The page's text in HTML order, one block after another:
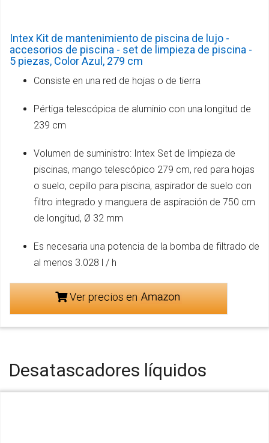
Intex Kit de mantenimiento de piscina de lujo -
accesorios de piscina - set de limpieza de piscina -
5 piezas, Color Azul, 279 cm
Consiste en una red de hojas o de tierra
Pértiga telescópica de aluminio con una longitud de
239 cm
Volumen de suministro: Intex Set de limpieza de
piscinas, mango telescópico 279 cm, red para hojas
o suelo, cepillo para piscina, aspirador de suelo con
filtro integrado y manguera de aspiración de 750 cm
de longitud, Ø 32 mm
Es necesaria una potencia de la bomba de filtrado de
al menos 3.028 l / h
Ver precios en
Desatascadores líquidos